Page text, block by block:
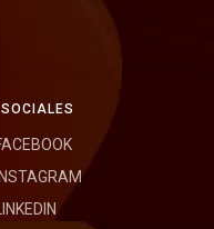
INSTAGRAM
LINKEDIN